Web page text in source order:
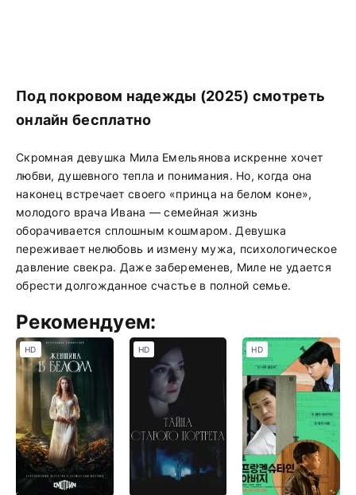
Под покровом надежды (2025) смотреть
онлайн бесплатно
Скромная девушка Мила Емельянова искренне хочет
любви, душевного тепла и понимания. Но, когда она
наконец встречает своего «принца на белом коне»,
молодого врача Ивана — семейная жизнь
оборачивается сплошным кошмаром. Девушка
переживает нелюбовь и измену мужа, психологическое
давление свекра. Даже забеременев, Миле не удается
обрести долгожданное счастье в полной семье.
Рекомендуем:
HD HD HD